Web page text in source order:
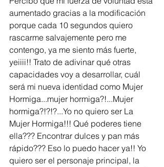
aumentado gracias a la modificación
porque cada 10 segundos quiero
rascarme salvajemente pero me
contengo, ya me siento más fuerte,
yeiiii!! Trato de adivinar qué otras
capacidades voy a desarrollar, cuál
será mi nueva identidad como Mujer
Hormiga...mujer hormiga?!...Mujer
hormiga?!?!?...Yo no quiero ser La
Mujer Hormiga!!! Qué poderes tiene
ella??? Encontrar dulces y pan más
rápido??? Eso lo puedo hacer ya!! Yo
quiero ser el personaje principal, la